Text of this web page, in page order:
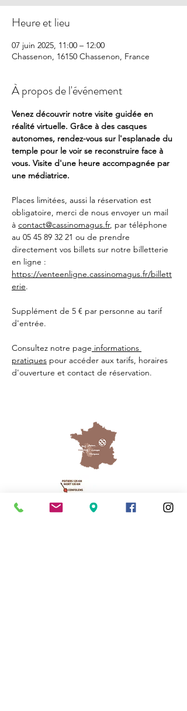
Heure et lieu
07 juin 2025, 11:00 – 12:00
Chassenon, 16150 Chassenon, France
À propos de l'événement
Venez découvrir notre visite guidée en
réalité virtuelle. Grâce à des casques
autonomes, rendez-vous sur l'esplanade du
temple pour le voir se reconstruire face à
vous. Visite d'une heure accompagnée par
une médiatrice.
Places limitées, aussi la réservation est
obligatoire, merci de nous envoyer un mail
à contact@cassinomagus.fr, par téléphone
au 05 45 89 32 21 ou de prendre
directement vos billets sur notre billetterie
en ligne :
https://venteenligne.cassinomagus.fr/billett
erie.
Supplément de 5 € par personne au tarif
d'entrée.
Consultez notre page informations
pratiques pour accéder aux tarifs, horaires
d'ouverture et contact de réservation.